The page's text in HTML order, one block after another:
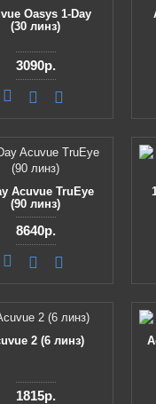
Oasys 1-Day
(30 линз)
3090р.
Acuvue TruEye
(90 линз)
8640р.
2 (6 линз)
1815р.